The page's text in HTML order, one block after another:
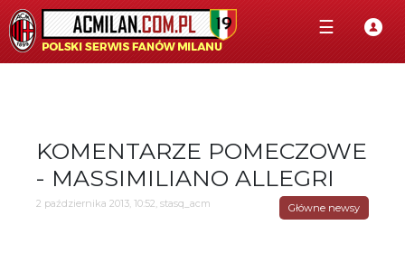
☰
KOMENTARZE POMECZOWE
- MASSIMILIANO ALLEGRI
2 października 2013, 10:52, stasq_acm Główne newsy